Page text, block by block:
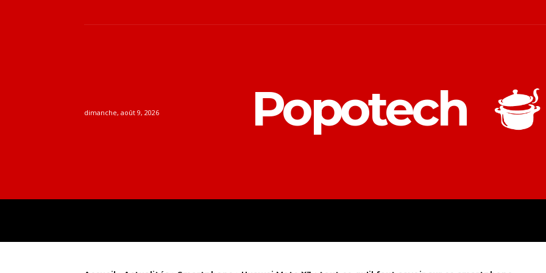
dimanche, août 9, 2026 Popotech